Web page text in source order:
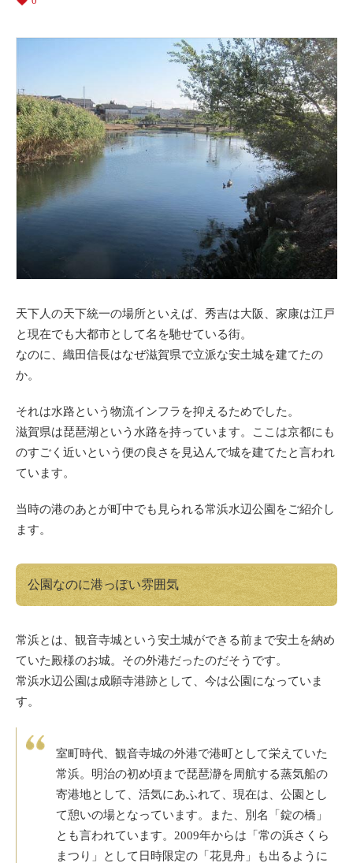
天下人の天下統一の場所といえば、秀吉は大阪、家康は江戸
と現在でも大都市として名を馳せている街。
なのに、織田信長はなぜ滋賀県で立派な安土城を建てたの
か。
それは水路という物流インフラを抑えるためでした。
滋賀県は琵琶湖という水路を持っています。ここは京都にも
のすごく近いという便の良さを見込んで城を建てたと言われ
ています。
当時の港のあとが町中でも見られる常浜水辺公園をご紹介し
ます。
公園なのに港っぽい雰囲気
常浜とは、観音寺城という安土城ができる前まで安土を納め
ていた殿様のお城。その外港だったのだそうです。
常浜水辺公園は成願寺港跡として、今は公園になっていま
す。
室町時代、観音寺城の外港で港町として栄えていた
常浜。明治の初め頃まで琵琶瀞を周航する蒸気船の
寄港地として、活気にあふれて、現在は、公園とし
て憩いの場となっています。また、別名「錠の橋」
とも言われています。2009年からは「常の浜さくら
まつり」として日時限定の「花見舟」も出るように